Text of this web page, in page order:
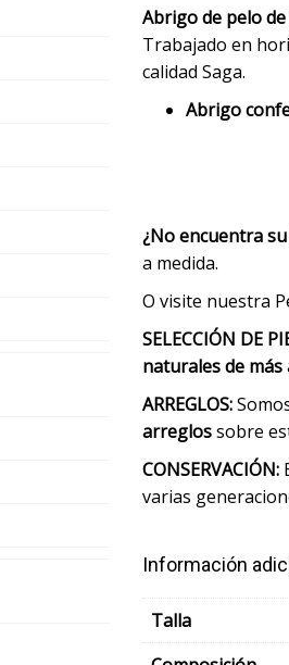
Abrigo de pelo
Trabajado en
calidad Saga.
Abrigo
¿No encuentra
a medida.
O visite nuestra
SELECCIÓN DE
naturales de más
ARREGLOS:
arreglossobre
CONSERVACIÓN:
varias
Información
Talla